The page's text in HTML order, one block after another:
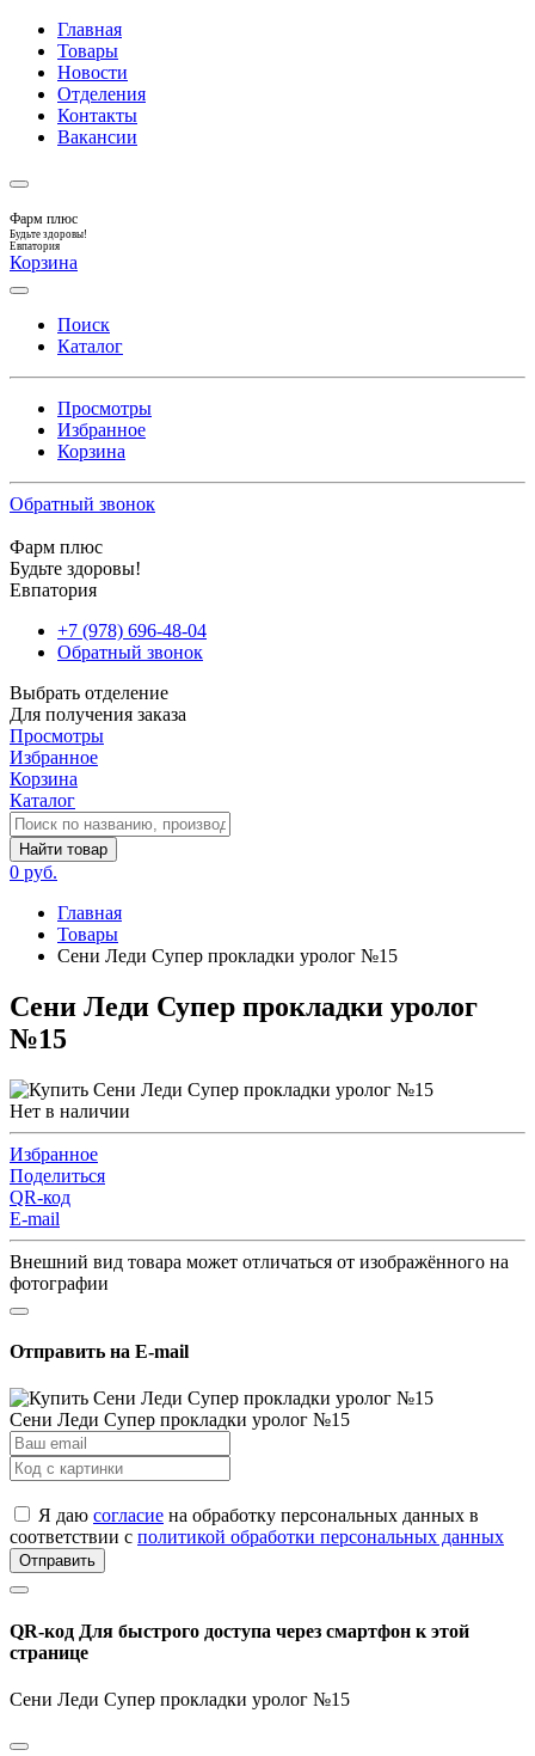
Главная
Товары
Новости
Отделения
Контакты
Вакансии
Фарм плюс
Будьте здоровы!
Евпатория
Корзина
Поиск
Каталог
Просмотры
Избранное
Корзина
Обратный звонок
Фарм плюс
Будьте здоровы!
Евпатория
+7 (978) 696-48-04
Обратный звонок
Выбрать отделение
Для получения заказа
Просмотры
Избранное
Корзина
Каталог
Найти товар
0 руб.
Главная
Товары
Сени Леди Супер прокладки уролог №15
Сени Леди Супер прокладки уролог
№15
Нет в наличии
Избранное
Поделиться
QR-код
E-mail
Внешний вид товара может отличаться от изображённого на
фотографии
Отправить на E-mail
Сени Леди Супер прокладки уролог №15
Я даю согласие на обработку персональных данных в
соответствии с политикой обработки персональных данных
Отправить
QR-код Для быстрого доступа через смартфон к этой
странице
Сени Леди Супер прокладки уролог №15